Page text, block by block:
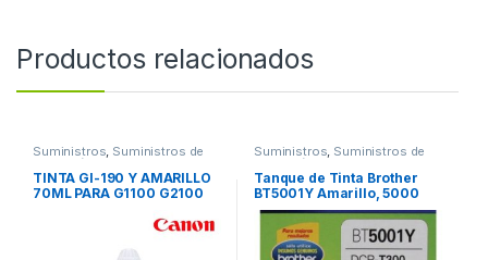
Productos relacionados
Suministros Suministros de
Impresión
TINTA GI-190 Y AMARILLO
70ML PARA G1100 G2100
Suministros Suministros de
Impresión
Tanque de Tinta Brother
BT5001Y Amarillo, 5000
Páginas RENDIMIENTO
5000 PGS